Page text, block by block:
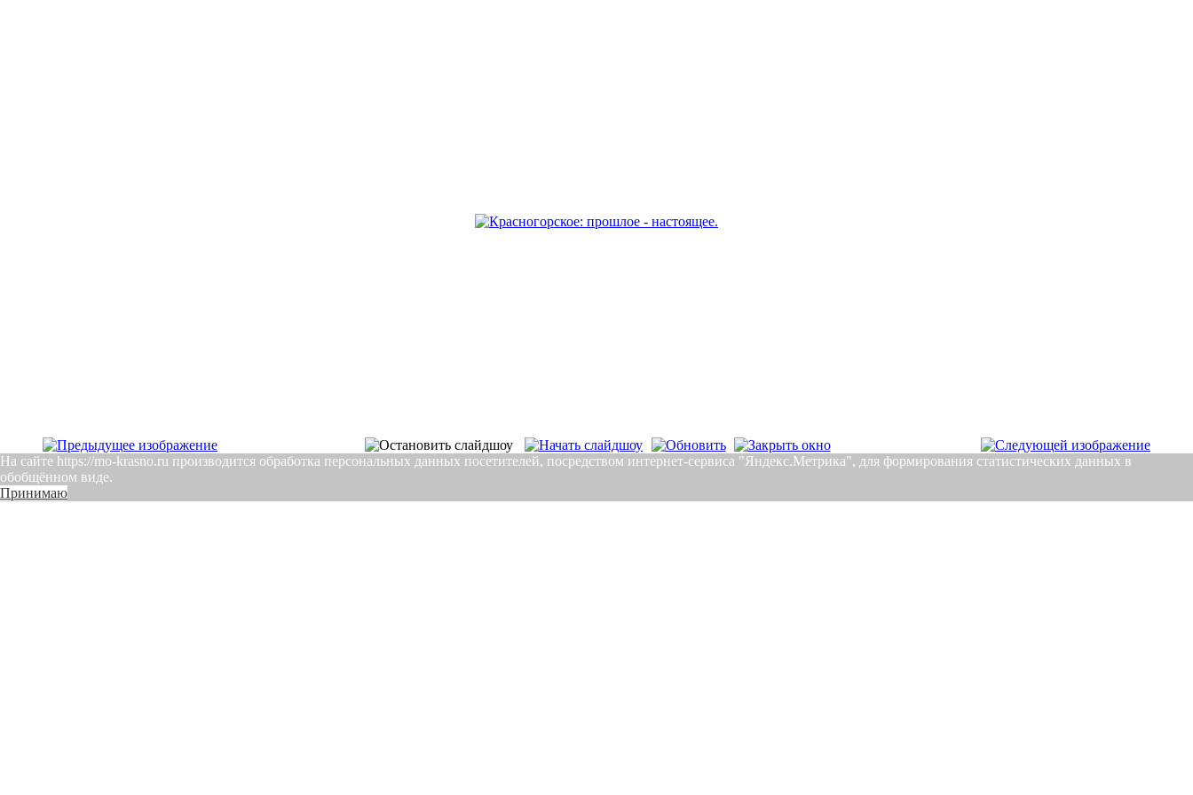
На сайте https://mo-krasno.ru производится обработка персональных данных посетителей, посредством интернет-сервиса "Яндекс.Метрика", для формирования статистических данных в
обобщённом виде.
Принимаю